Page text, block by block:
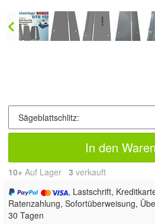
In den
10+ Auf Lager 3 verkauft
, Lastschrift,
Ratenzahlung, Sofortüberweisung,
30 Tagen